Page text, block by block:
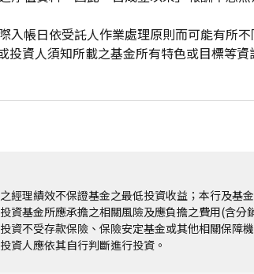
帳日依受託人作業處理原則而可能有所不
資人須知所載之基金所有特色或目標等
理績效不保證基金之最低投資收益；本行及基
基金所應承擔之相關風險及應負擔之費用(含
資不受存款保險、保險安定基金或其他相關保障
資人應依其自行判斷進行投資。